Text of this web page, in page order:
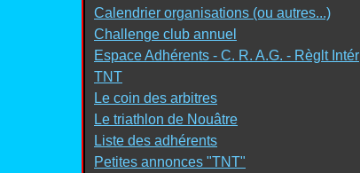
Calendrier organisations (ou autres...)
Challenge club annuel
Espace Adhérents - C. R. A.G. - Règlt Intér
TNT
Le coin des arbitres
Le triathlon de Nouâtre
Liste des adhérents
Petites annonces "TNT"